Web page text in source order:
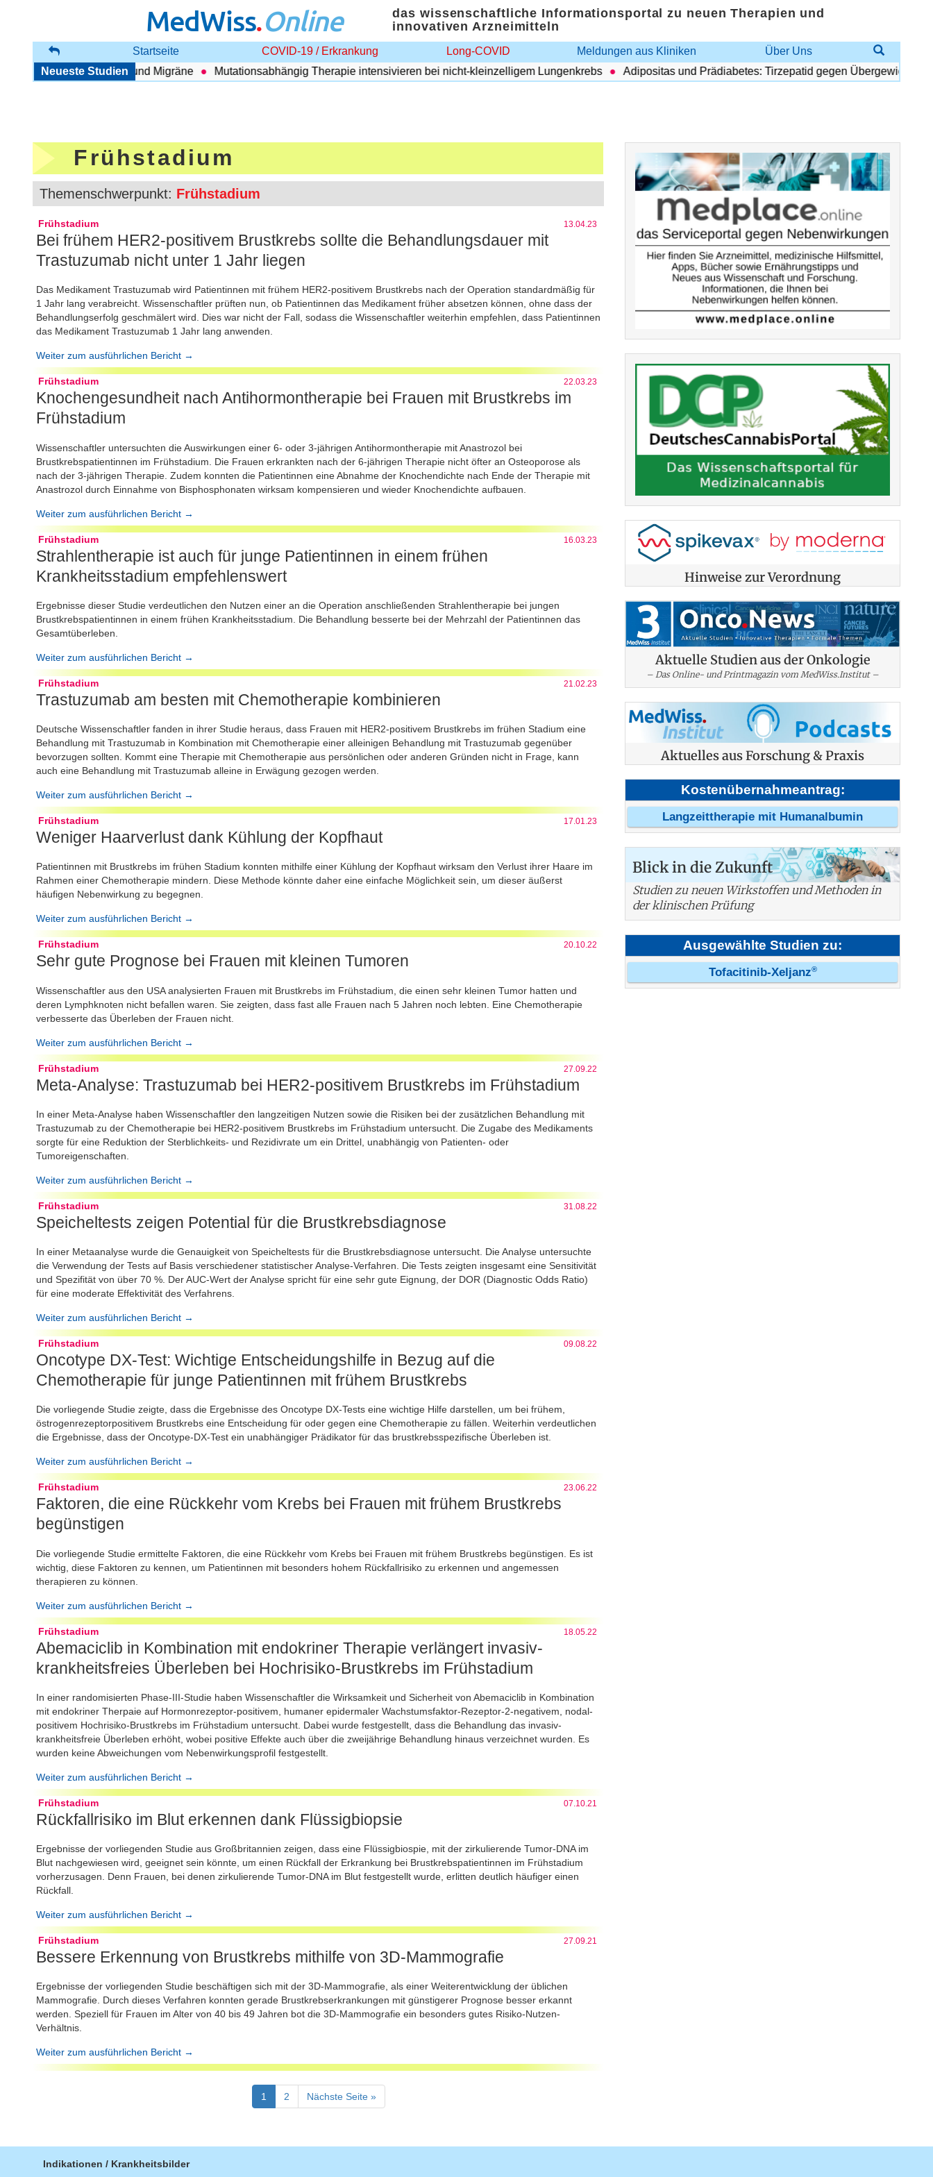
MedWiss.Online
das wissenschaftliche Informationsportal zu neuen Therapien und
innovativen Arzneimitteln
Startseite COVID-19 / Erkrankung Long-COVID Meldungen aus Kliniken
Über Uns
Neueste Studien
zwischen COPD und Migräne Mutationsabhängig Therapie intensivieren bei nicht-kleinzelligem Lungenkrebs Adipositas und Prädiabetes: Tirzepatid gegen Übergewicht und
Frühstadium
Themenschwerpunkt: Frühstadium
Frühstadium 13.04.23
Bei frühem HER2-positivem Brustkrebs sollte die Behandlungsdauer mit
Trastuzumab nicht unter 1 Jahr liegen
Das Medikament Trastuzumab wird Patientinnen mit frühem HER2-positivem Brustkrebs nach der Operation standardmäßig für
1 Jahr lang verabreicht. Wissenschaftler prüften nun, ob Patientinnen das Medikament früher absetzen können, ohne dass der
Behandlungserfolg geschmälert wird. Dies war nicht der Fall, sodass die Wissenschaftler weiterhin empfehlen, dass Patientinnen
das Medikament Trastuzumab 1 Jahr lang anwenden.
Weiter zum ausführlichen Bericht →
Frühstadium 22.03.23
Knochengesundheit nach Antihormontherapie bei Frauen mit Brustkrebs im
Frühstadium
Wissenschaftler untersuchten die Auswirkungen einer 6- oder 3-jährigen Antihormontherapie mit Anastrozol bei
Brustkrebspatientinnen im Frühstadium. Die Frauen erkrankten nach der 6-jährigen Therapie nicht öfter an Osteoporose als
nach der 3-jährigen Therapie. Zudem konnten die Patientinnen eine Abnahme der Knochendichte nach Ende der Therapie mit
Anastrozol durch Einnahme von Bisphosphonaten wirksam kompensieren und wieder Knochendichte aufbauen.
Weiter zum ausführlichen Bericht →
Frühstadium 16.03.23
Strahlentherapie ist auch für junge Patientinnen in einem frühen
Krankheitsstadium empfehlenswert
Ergebnisse dieser Studie verdeutlichen den Nutzen einer an die Operation anschließenden Strahlentherapie bei jungen
Brustkrebspatientinnen in einem frühen Krankheitsstadium. Die Behandlung besserte bei der Mehrzahl der Patientinnen das
Gesamtüberleben.
Weiter zum ausführlichen Bericht →
Frühstadium 21.02.23
Trastuzumab am besten mit Chemotherapie kombinieren
Deutsche Wissenschaftler fanden in ihrer Studie heraus, dass Frauen mit HER2-positivem Brustkrebs im frühen Stadium eine
Behandlung mit Trastuzumab in Kombination mit Chemotherapie einer alleinigen Behandlung mit Trastuzumab gegenüber
bevorzugen sollten. Kommt eine Therapie mit Chemotherapie aus persönlichen oder anderen Gründen nicht in Frage, kann
auch eine Behandlung mit Trastuzumab alleine in Erwägung gezogen werden.
Weiter zum ausführlichen Bericht →
Frühstadium 17.01.23
Weniger Haarverlust dank Kühlung der Kopfhaut
Patientinnen mit Brustkrebs im frühen Stadium konnten mithilfe einer Kühlung der Kopfhaut wirksam den Verlust ihrer Haare im
Rahmen einer Chemotherapie mindern. Diese Methode könnte daher eine einfache Möglichkeit sein, um dieser äußerst
häufigen Nebenwirkung zu begegnen.
Weiter zum ausführlichen Bericht →
Frühstadium 20.10.22
Sehr gute Prognose bei Frauen mit kleinen Tumoren
Wissenschaftler aus den USA analysierten Frauen mit Brustkrebs im Frühstadium, die einen sehr kleinen Tumor hatten und
deren Lymphknoten nicht befallen waren. Sie zeigten, dass fast alle Frauen nach 5 Jahren noch lebten. Eine Chemotherapie
verbesserte das Überleben der Frauen nicht.
Weiter zum ausführlichen Bericht →
Frühstadium 27.09.22
Meta-Analyse: Trastuzumab bei HER2-positivem Brustkrebs im Frühstadium
In einer Meta-Analyse haben Wissenschaftler den langzeitigen Nutzen sowie die Risiken bei der zusätzlichen Behandlung mit
Trastuzumab zu der Chemotherapie bei HER2-positivem Brustkrebs im Frühstadium untersucht. Die Zugabe des Medikaments
sorgte für eine Reduktion der Sterblichkeits- und Rezidivrate um ein Drittel, unabhängig von Patienten- oder
Tumoreigenschaften.
Weiter zum ausführlichen Bericht →
Frühstadium 31.08.22
Speicheltests zeigen Potential für die Brustkrebsdiagnose
In einer Metaanalyse wurde die Genauigkeit von Speicheltests für die Brustkrebsdiagnose untersucht. Die Analyse untersuchte
die Verwendung der Tests auf Basis verschiedener statistischer Analyse-Verfahren. Die Tests zeigten insgesamt eine Sensitivität
und Spezifität von über 70 %. Der AUC-Wert der Analyse spricht für eine sehr gute Eignung, der DOR (Diagnostic Odds Ratio)
für eine moderate Effektivität des Verfahrens.
Weiter zum ausführlichen Bericht →
Frühstadium 09.08.22
Oncotype DX-Test: Wichtige Entscheidungshilfe in Bezug auf die
Chemotherapie für junge Patientinnen mit frühem Brustkrebs
Die vorliegende Studie zeigte, dass die Ergebnisse des Oncotype DX-Tests eine wichtige Hilfe darstellen, um bei frühem,
östrogenrezeptorpositivem Brustkrebs eine Entscheidung für oder gegen eine Chemotherapie zu fällen. Weiterhin verdeutlichen
die Ergebnisse, dass der Oncotype-DX-Test ein unabhängiger Prädikator für das brustkrebsspezifische Überleben ist.
Weiter zum ausführlichen Bericht →
Frühstadium 23.06.22
Faktoren, die eine Rückkehr vom Krebs bei Frauen mit frühem Brustkrebs
begünstigen
Die vorliegende Studie ermittelte Faktoren, die eine Rückkehr vom Krebs bei Frauen mit frühem Brustkrebs begünstigen. Es ist
wichtig, diese Faktoren zu kennen, um Patientinnen mit besonders hohem Rückfallrisiko zu erkennen und angemessen
therapieren zu können.
Weiter zum ausführlichen Bericht →
Frühstadium 18.05.22
Abemaciclib in Kombination mit endokriner Therapie verlängert invasiv-
krankheitsfreies Überleben bei Hochrisiko-Brustkrebs im Frühstadium
In einer randomisierten Phase-III-Studie haben Wissenschaftler die Wirksamkeit und Sicherheit von Abemaciclib in Kombination
mit endokriner Therpaie auf Hormonrezeptor-positivem, humaner epidermaler Wachstumsfaktor-Rezeptor-2-negativem, nodal-
positivem Hochrisiko-Brustkrebs im Frühstadium untersucht. Dabei wurde festgestellt, dass die Behandlung das invasiv-
krankheitsfreie Überleben erhöht, wobei positive Effekte auch über die zweijährige Behandlung hinaus verzeichnet wurden. Es
wurden keine Abweichungen vom Nebenwirkungsprofil festgestellt.
Weiter zum ausführlichen Bericht →
Frühstadium 07.10.21
Rückfallrisiko im Blut erkennen dank Flüssigbiopsie
Ergebnisse der vorliegenden Studie aus Großbritannien zeigen, dass eine Flüssigbiospie, mit der zirkulierende Tumor-DNA im
Blut nachgewiesen wird, geeignet sein könnte, um einen Rückfall der Erkrankung bei Brustkrebspatientinnen im Frühstadium
vorherzusagen. Denn Frauen, bei denen zirkulierende Tumor-DNA im Blut festgestellt wurde, erlitten deutlich häufiger einen
Rückfall.
Weiter zum ausführlichen Bericht →
Frühstadium 27.09.21
Bessere Erkennung von Brustkrebs mithilfe von 3D-Mammografie
Ergebnisse der vorliegenden Studie beschäftigen sich mit der 3D-Mammografie, als einer Weiterentwicklung der üblichen
Mammografie. Durch dieses Verfahren konnten gerade Brustkrebserkrankungen mit günstigerer Prognose besser erkannt
werden. Speziell für Frauen im Alter von 40 bis 49 Jahren bot die 3D-Mammografie ein besonders gutes Risiko-Nutzen-
Verhältnis.
Weiter zum ausführlichen Bericht →
1 2 Nächste Seite »
Hinweise zur Verordnung
Aktuelle Studien aus der Onkologie
– Das Online- und Printmagazin vom MedWiss.Institut –
Aktuelles aus Forschung & Praxis
Kostenübernahmeantrag:
Langzeittherapie mit Humanalbumin
Blick in die Zukunft
Studien zu neuen Wirkstoffen und Methoden in
der klinischen Prüfung
Ausgewählte Studien zu:
Tofacitinib-Xeljanz®
Indikationen / Krankheitsbilder